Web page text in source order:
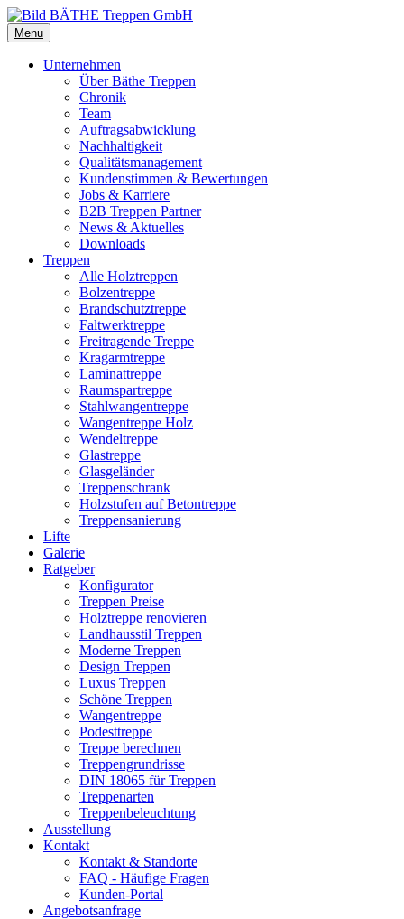
Menu
Unternehmen
Über Bäthe Treppen
Chronik
Team
Auftragsabwicklung
Nachhaltigkeit
Qualitätsmanagement
Kundenstimmen & Bewertungen
Jobs & Karriere
B2B Treppen Partner
News & Aktuelles
Downloads
Treppen
Alle Holztreppen
Bolzentreppe
Brandschutztreppe
Faltwerktreppe
Freitragende Treppe
Kragarmtreppe
Laminattreppe
Raumspartreppe
Stahlwangentreppe
Wangentreppe Holz
Wendeltreppe
Glastreppe
Glasgeländer
Treppenschrank
Holzstufen auf Betontreppe
Treppensanierung
Lifte
Galerie
Ratgeber
Konfigurator
Treppen Preise
Holztreppe renovieren
Landhausstil Treppen
Moderne Treppen
Design Treppen
Luxus Treppen
Schöne Treppen
Wangentreppe
Podesttreppe
Treppe berechnen
Treppengrundrisse
DIN 18065 für Treppen
Treppenarten
Treppenbeleuchtung
Ausstellung
Kontakt
Kontakt & Standorte
FAQ - Häufige Fragen
Kunden-Portal
Angebotsanfrage